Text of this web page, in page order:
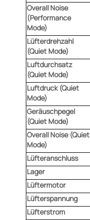
Overall Noise
(Performance
Mode)
Lüfterdrehzahl
(Quiet Mode)
Luftdurchsatz
(Quiet Mode)
Luftdruck (Quiet
Mode)
Geräuschpegel
(Quiet Mode)
Overall Noise (Quiet
Mode)
Lüfteranschluss
Lager
Lüftermotor
Lüfterspannung
Lüfterstrom